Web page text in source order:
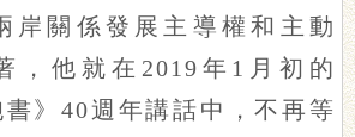
岸關係發展主導權和主動
，他就在2019年1月初的
書》40週年講話中，不再等